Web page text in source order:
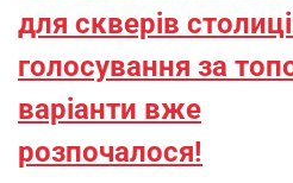
для скверів
голосування за
варіанти вже
розпочалося!